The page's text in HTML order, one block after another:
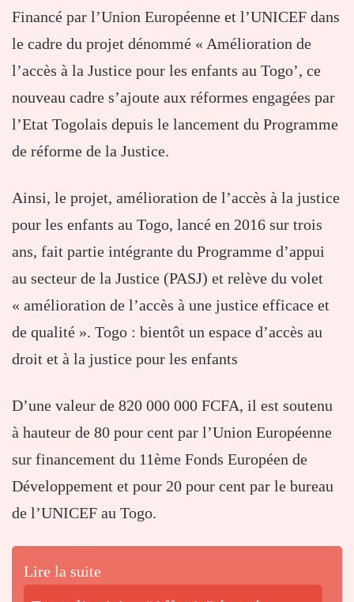
Financé par l’Union Européenne et l’UNICEF dans
le cadre du projet dénommé « Amélioration de
l’accès à la Justice pour les enfants au Togo’, ce
nouveau cadre s’ajoute aux réformes engagées par
l’Etat Togolais depuis le lancement du Programme
de réforme de la Justice.
Ainsi, le projet, amélioration de l’accès à la justice
pour les enfants au Togo, lancé en 2016 sur trois
ans, fait partie intégrante du Programme d’appui
au secteur de la Justice (PASJ) et relève du volet
« amélioration de l’accès à une justice efficace et
de qualité ». Togo : bientôt un espace d’accès au
droit et à la justice pour les enfants
D’une valeur de 820 000 000 FCFA, il est soutenu
à hauteur de 80 pour cent par l’Union Européenne
sur financement du 11ème Fonds Européen de
Développement et pour 20 pour cent par le bureau
de l’UNICEF au Togo.
Lire la suite